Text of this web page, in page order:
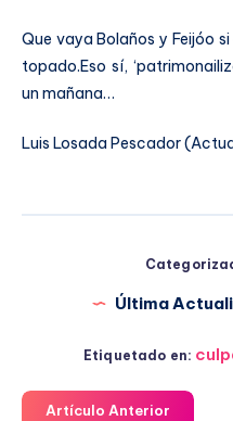
Que vaya Bolaños y Feijóo
topado.Eso sí,
un mañana…
Luis Losada Pescador
Última
Etiquetado en:
Artículo Anterior